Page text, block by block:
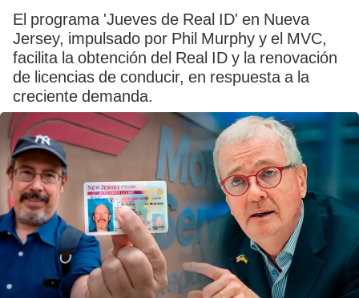
El programa 'Jueves de Real ID' en Nueva
Jersey, impulsado por Phil Murphy y el MVC,
facilita la obtención del Real ID y la renovación
de licencias de conducir, en respuesta a la
creciente demanda.